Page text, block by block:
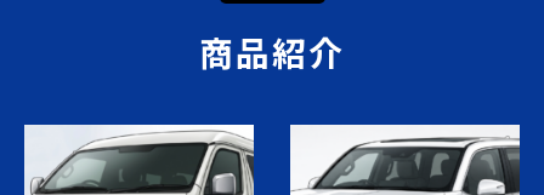
商品紹介